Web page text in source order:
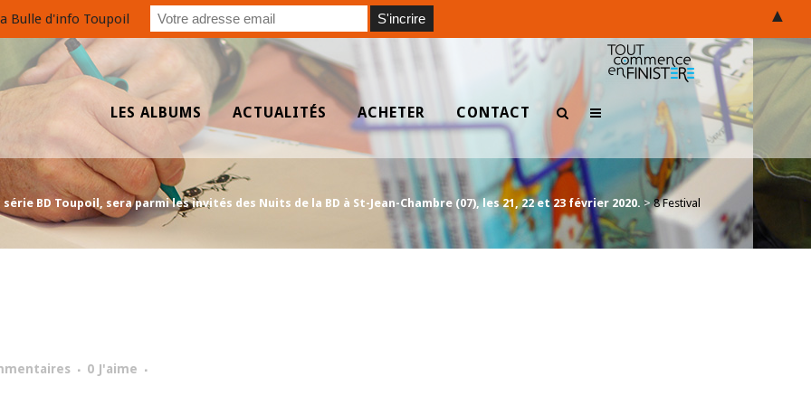
LES ALBUMS ACTUALITÉS ACHETER CONTACT
BD Toupoil, sera parmi les invités des Nuits de la BD à St-Jean-Chambre (07), les 21, 22 et 23 février 2020. >8 Festival
0 J'aime
Bulle d'info Toupoil ▲